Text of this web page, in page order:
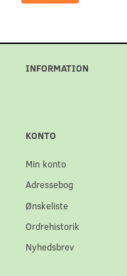
INFORMATION
KONTO
Min konto
Adressebog
Ønskeliste
Ordrehistorik
Nyhedsbrev